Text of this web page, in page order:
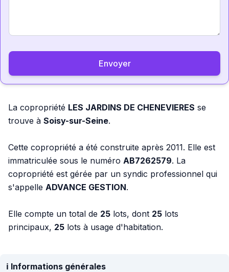
Envoyer
La copropriété LES JARDINS DE CHENEVIERES se
trouve à Soisy-sur-Seine.
Cette copropriété a été construite après 2011. Elle est
immatriculée sous le numéro AB7262579. La
copropriété est gérée par un syndic professionnel qui
s'appelle ADVANCE GESTION.
Elle compte un total de 25 lots, dont 25 lots
principaux, 25 lots à usage d'habitation.
ℹ️ Informations générales